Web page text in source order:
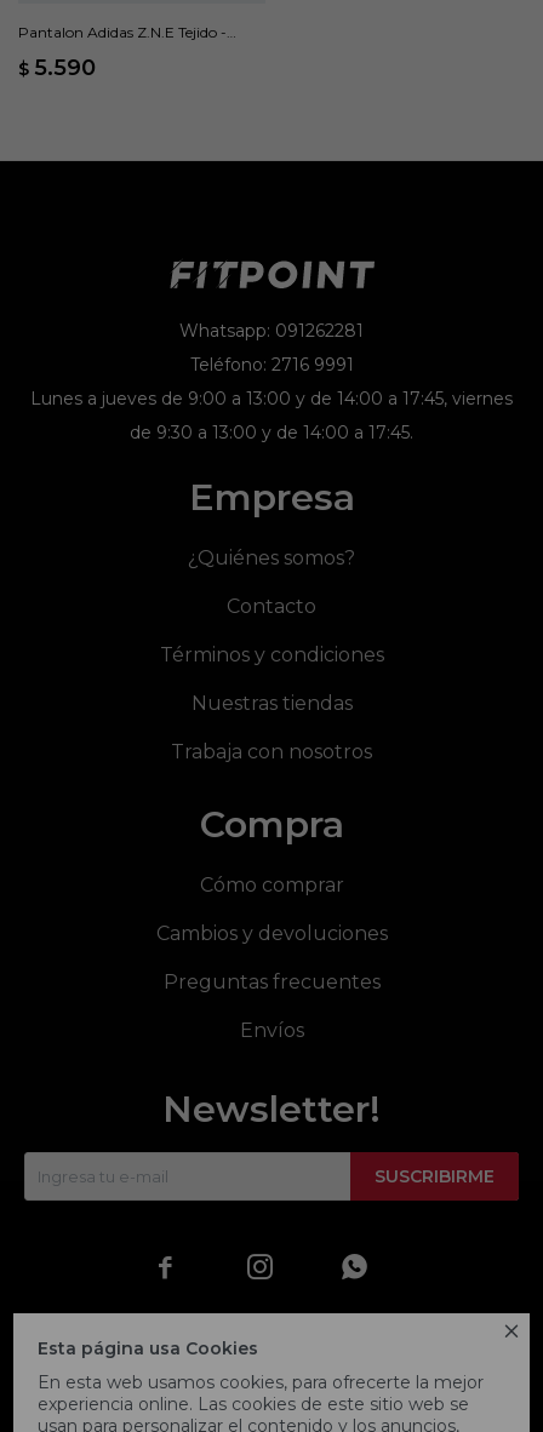

Esta página usa Cookies
En esta web usamos cookies, para ofrecerte la mejor
experiencia online. Las cookies de este sitio web se
usan para personalizar el contenido y los anuncios,
Pantalon Adidas Z.N.E Tejido -
$ 5.590
Whatsapp: 091262281
Teléfono: 2716 9991
Lunes a jueves de 9:00 a 13:00 y de 14:00 a 17:45, viernes
de 9:30 a 13:00 y de 14:00 a 17:45.
Empresa
¿Quiénes somos?
Contacto
Términos y condiciones
Nuestras tiendas
Trabaja con nosotros
Compra
Cómo comprar
Cambios y devoluciones
Preguntas frecuentes
Envíos
Newsletter!
SUSCRIBIRME
  